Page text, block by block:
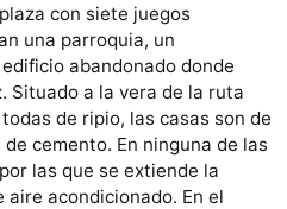
con siete juegos
una parroquia, un
abandonado donde
Situado a la vera de la ruta
de ripio, las casas son de
cemento. En ninguna de las
las que se extiende la
aire acondicionado. En el